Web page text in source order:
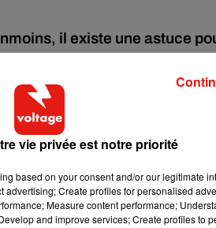
il existe une astuce
de bouchons intempestifs pour aller
Que faire dans ces cas-là ?
rembourser une partie du billet
souscrite au moment de l'achat
vie privée est notre priorité
based on your consent and/or our legitimate
Create profiles for personalised
Measure content performance;
and improve services; Create profiles to